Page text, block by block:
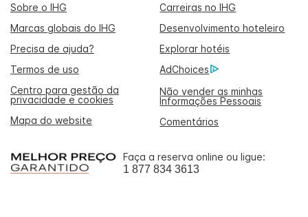
Sobre o IHG
Carreiras no IHG
Marcas globais do IHG
Desenvolvimento hoteleiro
Precisa de ajuda?
Explorar hotéis
Termos de uso
AdChoices
Centro para gestão da
privacidade e cookies
Não vender as minhas
Informações Pessoais
Mapa do website
Comentários
Faça a reserva online ou ligue:
1 877 834 3613